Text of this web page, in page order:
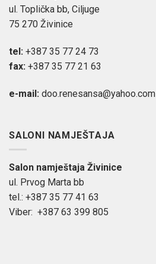
ul. Toplička bb, Ciljuge
75 270 Živinice
tel: +387 35 77 24 73
fax: +387 35 77 21 63
e-mail: doo.renesansa@yahoo.com
SALONI NAMJEŠTAJA
Salon namještaja Živinice
ul. Prvog Marta bb
tel.: +387 35 77 41 63
Viber: +387 63 399 805